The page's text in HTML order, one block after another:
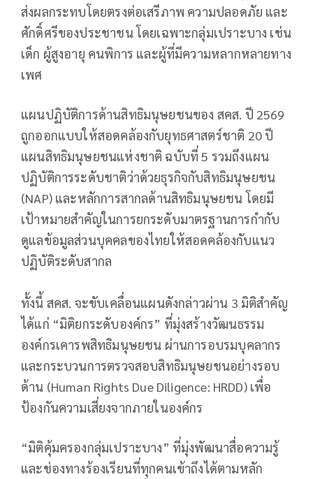
ส่งผลกระทบโดยตรงต่อเสรีภาพ ความปลอดภัย และ
ศักดิ์ศรีของประชาชน โดยเฉพาะกลุ่มเปราะบาง เช่น
เด็ก ผู้สูงอายุ คนพิการ และผู้ที่มีความหลากหลายทาง
เพศ
แผนปฏิบัติการด้านสิทธิมนุษยชนของ สคส. ปี 2569
ถูกออกแบบให้สอดคล้องกับยุทธศาสตร์ชาติ 20 ปี
แผนสิทธิมนุษยชนแห่งชาติ ฉบับที่ 5 รวมถึงแผน
ปฏิบัติการระดับชาติว่าด้วยธุรกิจกับสิทธิมนุษยชน
(NAP) และหลักการสากลด้านสิทธิมนุษยชน โดยมี
เป้าหมายสำคัญในการยกระดับมาตรฐานการกำกับ
ดูแลข้อมูลส่วนบุคคลของไทยให้สอดคล้องกับแนว
ปฏิบัติระดับสากล
ทั้งนี้ สคส. จะขับเคลื่อนแผนดังกล่าวผ่าน 3 มิติสำคัญ
ได้แก่ “มิติยกระดับองค์กร” ที่มุ่งสร้างวัฒนธรรม
องค์กรเคารพสิทธิมนุษยชน ผ่านการอบรมบุคลากร
และกระบวนการตรวจสอบสิทธิมนุษยชนอย่างรอบ
ด้าน (Human Rights Due Diligence: HRDD) เพื่อ
ป้องกันความเสี่ยงจากภายในองค์กร
“มิติคุ้มครองกลุ่มเปราะบาง” ที่มุ่งพัฒนาสื่อความรู้
และช่องทางร้องเรียนที่ทุกคนเข้าถึงได้ตามหลัก